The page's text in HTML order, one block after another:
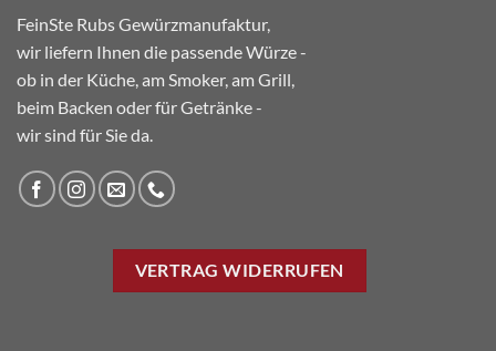
können
auf
der
Produktseite
gewählt
FeinSte Rubs Gewürzmanufaktur,
wir liefern Ihnen die passende Würze -
ob in der Küche, am Smoker, am Grill,
beim Backen oder für Getränke -
wir sind für Sie da.
VERTRAG WIDERRUFEN